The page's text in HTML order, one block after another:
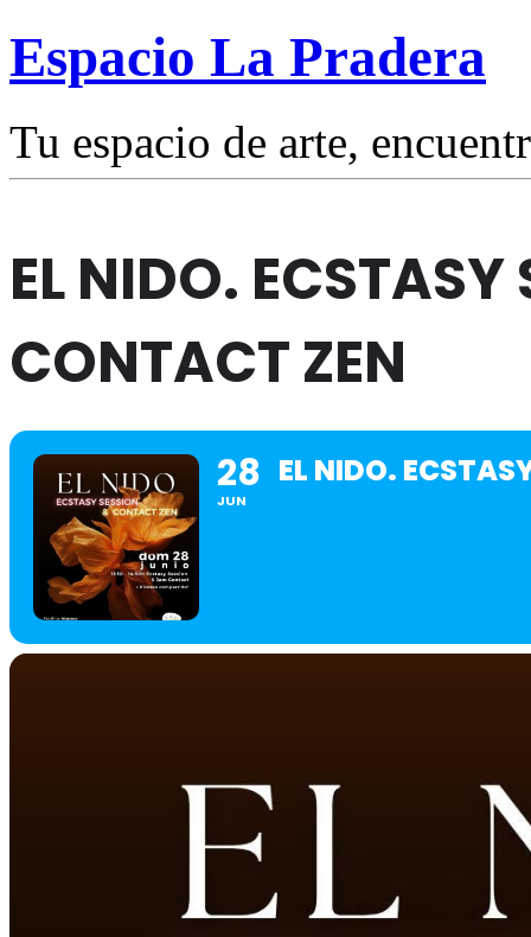
Espacio La Pradera
Tu espacio de arte,
EL NIDO.
CONTACT ZEN
28
JUN
EL NIDO.